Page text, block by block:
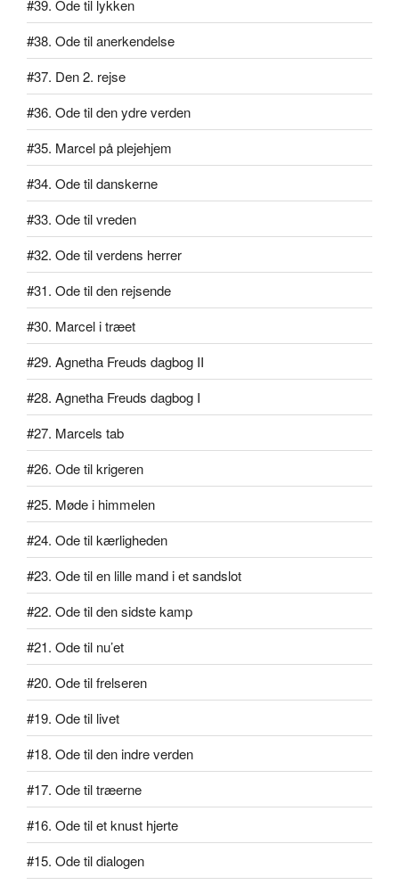
#39. Ode til lykken
#38. Ode til anerkendelse
#37. Den 2. rejse
#36. Ode til den ydre verden
#35. Marcel på plejehjem
#34. Ode til danskerne
#33. Ode til vreden
#32. Ode til verdens herrer
#31. Ode til den rejsende
#30. Marcel i træet
#29. Agnetha Freuds dagbog II
#28. Agnetha Freuds dagbog I
#27. Marcels tab
#26. Ode til krigeren
#25. Møde i himmelen
#24. Ode til kærligheden
#23. Ode til en lille mand i et sandslot
#22. Ode til den sidste kamp
#21. Ode til nu’et
#20. Ode til frelseren
#19. Ode til livet
#18. Ode til den indre verden
#17. Ode til træerne
#16. Ode til et knust hjerte
#15. Ode til dialogen